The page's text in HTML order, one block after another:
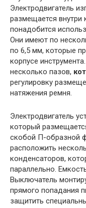
Электродвигатель
размещается внутри
понадобится
Они имеют по
по 6,5 мм, которые
корпусе
несколько пазов,
регулировку
натяжения ремня.
Электродвигатель
который
скобой П-образной
расположить
конденсаторов,
параллельно.
Выключатель
прямого попадания
защитить